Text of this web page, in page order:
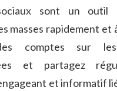
sont un⁢ outil
masses rapidement ​et
​comptes sur les
et partagez
et ⁣informatif